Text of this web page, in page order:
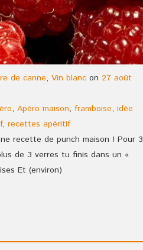
de canne, Vin blanc on 27 août
, Apéro maison, framboise, idée
, recettes apéritif
recette de punch maison ! Pour 3
de 3 verres tu finis dans un «
Et (environ)